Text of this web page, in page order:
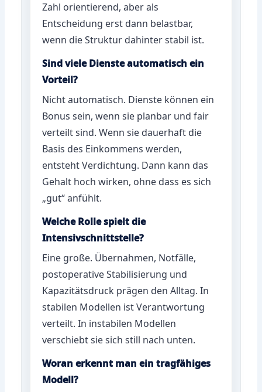
Zahl orientierend, aber als
Entscheidung erst dann belastbar,
wenn die Struktur dahinter stabil ist.
Sind viele Dienste automatisch ein
Vorteil?
Nicht automatisch. Dienste können ein
Bonus sein, wenn sie planbar und fair
verteilt sind. Wenn sie dauerhaft die
Basis des Einkommens werden,
entsteht Verdichtung. Dann kann das
Gehalt hoch wirken, ohne dass es sich
„gut“ anfühlt.
Welche Rolle spielt die
Intensivschnittstelle?
Eine große. Übernahmen, Notfälle,
postoperative Stabilisierung und
Kapazitätsdruck prägen den Alltag. In
stabilen Modellen ist Verantwortung
verteilt. In instabilen Modellen
verschiebt sie sich still nach unten.
Woran erkennt man ein tragfähiges
Modell?